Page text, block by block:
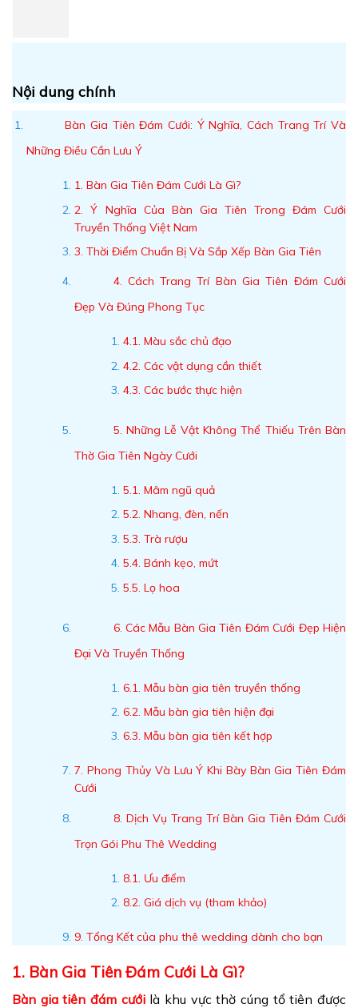
Nội dung chính
Bàn Gia Tiên Đám Cưới: Ý Nghĩa, Cách Trang Trí Và
Những Điều Cần Lưu Ý
1. Bàn Gia Tiên Đám Cưới Là Gì?
2. Ý Nghĩa Của Bàn Gia Tiên Trong Đám Cưới
Truyền Thống Việt Nam
3. Thời Điểm Chuẩn Bị Và Sắp Xếp Bàn Gia Tiên
4. Cách Trang Trí Bàn Gia Tiên Đám Cưới
Đẹp Và Đúng Phong Tục
4.1. Màu sắc chủ đạo
4.2. Các vật dụng cần thiết
4.3. Các bước thực hiện
5. Những Lễ Vật Không Thể Thiếu Trên Bàn
Thờ Gia Tiên Ngày Cưới
5.1. Mâm ngũ quả
5.2. Nhang, đèn, nến
5.3. Trà rượu
5.4. Bánh kẹo, mứt
5.5. Lọ hoa
6. Các Mẫu Bàn Gia Tiên Đám Cưới Đẹp Hiện
Đại Và Truyền Thống
6.1. Mẫu bàn gia tiên truyền thống
6.2. Mẫu bàn gia tiên hiện đại
6.3. Mẫu bàn gia tiên kết hợp
7. Phong Thủy Và Lưu Ý Khi Bày Bàn Gia Tiên Đám
Cưới
8. Dịch Vụ Trang Trí Bàn Gia Tiên Đám Cưới
Trọn Gói Phu Thê Wedding
8.1. Ưu điểm
8.2. Giá dịch vụ (tham khảo)
9. Tổng Kết của phu thê wedding dành cho bạn
1. Bàn Gia Tiên Đám Cưới Là Gì?
Bàn gia tiên đám cướilà khu vực thờ cúng tổ tiên được